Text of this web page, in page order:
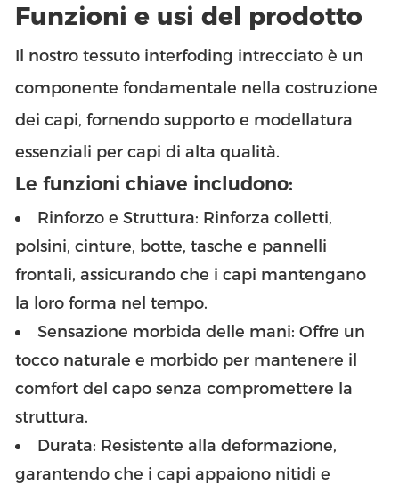
Funzioni e usi del prodotto
Il nostro tessuto interfoding intrecciato è un
componente fondamentale nella costruzione
dei capi, fornendo supporto e modellatura
essenziali per capi di alta qualità.
Le funzioni chiave includono:
Rinforzo e Struttura: Rinforza colletti,
polsini, cinture, botte, tasche e pannelli
frontali, assicurando che i capi mantengano
la loro forma nel tempo.
Sensazione morbida delle mani: Offre un
tocco naturale e morbido per mantenere il
comfort del capo senza compromettere la
struttura.
Durata: Resistente alla deformazione,
garantendo che i capi appaiono nitidi e